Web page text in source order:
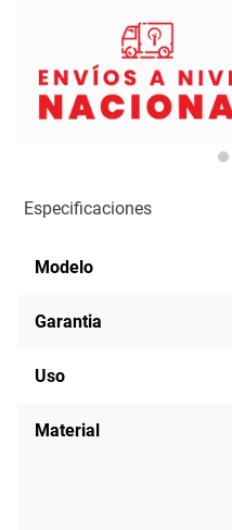
Especificaciones
Modelo
Garantia
Uso
Material